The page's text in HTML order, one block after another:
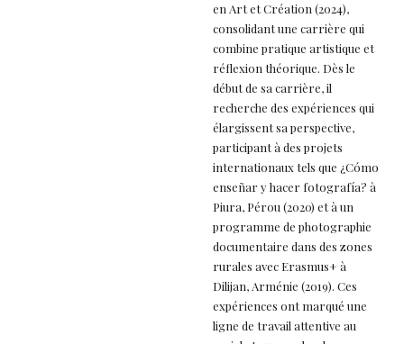
en Art et Création (2024),
consolidant une carrière qui
combine pratique artistique et
réflexion théorique. Dès le
début de sa carrière, il
recherche des expériences qui
élargissent sa perspective,
participant à des projets
internationaux tels que ¿Cómo
enseñar y hacer fotografía? à
Piura, Pérou (2020) et à un
programme de photographie
documentaire dans des zones
rurales avec Erasmus+ à
Dilijan, Arménie (2019). Ces
expériences ont marqué une
ligne de travail attentive au